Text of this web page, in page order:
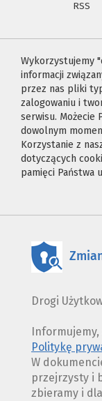
RSS
Wykorzystujemy
informacji
przez nas pliki
zalogowaniu i
serwisu. Możecie
dowolnym
Korzystanie z
dotyczących
pamięci Państwa
Drogi
Politykę
W
przejrzysty i
zbieramy i